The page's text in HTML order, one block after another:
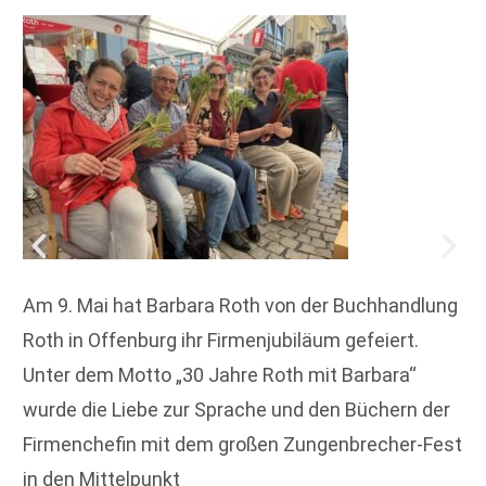
Am 9. Mai hat Barbara Roth von der Buchhandlung
Roth in Offenburg ihr Firmenjubiläum gefeiert.
Unter dem Motto „30 Jahre Roth mit Barbara“
wurde die Liebe zur Sprache und den Büchern der
Firmenchefin mit dem großen Zungenbrecher-Fest
in den Mittelpunkt